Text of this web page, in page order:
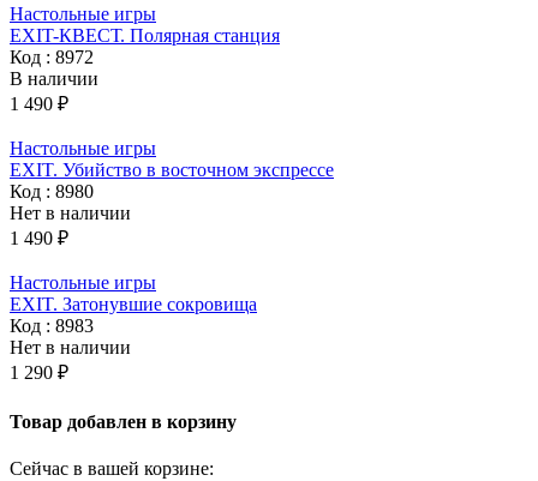
Настольные игры
EXIT-КВЕСТ. Полярная станция
Код : 8972
В наличии
1 490 ₽
Настольные игры
EXIT. Убийство в восточном экспрессе
Код : 8980
Нет в наличии
1 490 ₽
Настольные игры
EXIT. Затонувшие сокровища
Код : 8983
Нет в наличии
1 290 ₽
Товар добавлен в корзину
Сейчас в вашей корзине: